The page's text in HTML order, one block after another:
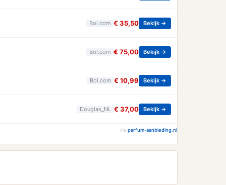
Bol.com € 35,50 Bekijk →
Bol.com € 75,00 Bekijk →
Bol.com € 10,99 Bekijk →
Douglas_NL € 37,00 Bekijk →
Via parfum-aanbieding.nl